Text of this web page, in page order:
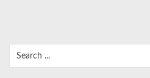
y
f
for: